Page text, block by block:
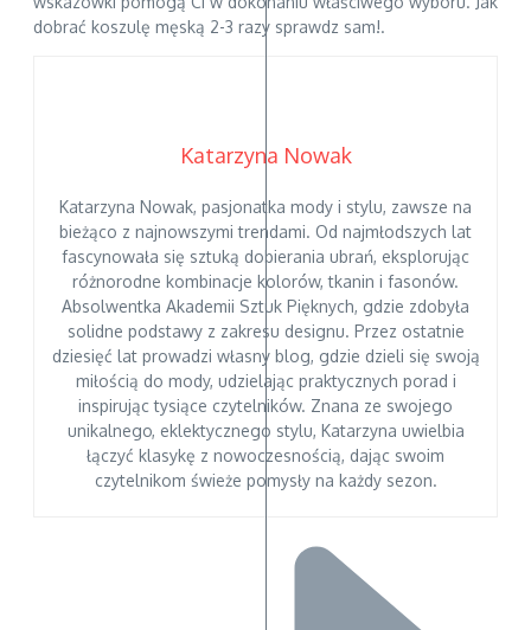
dobrać koszulę męską 2-3 razy sprawdz sam!.
Katarzyna Nowak
Katarzyna Nowak, pasjonatka mody i stylu, zawsze na
bieżąco z najnowszymi trendami. Od najmłodszych lat
fascynowała się sztuką dobierania ubrań, eksplorując
różnorodne kombinacje kolorów, tkanin i fasonów.
Absolwentka Akademii Sztuk Pięknych, gdzie zdobyła
solidne podstawy z zakresu designu. Przez ostatnie
dziesięć lat prowadzi własny blog, gdzie dzieli się swoją
miłością do mody, udzielając praktycznych porad i
inspirując tysiące czytelników. Znana ze swojego
unikalnego, eklektycznego stylu, Katarzyna uwielbia
łączyć klasykę z nowoczesnością, dając swoim
czytelnikom świeże pomysły na każdy sezon.